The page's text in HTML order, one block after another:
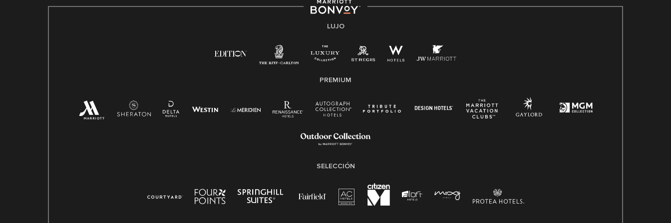
cualquier otra base protegida por leyes federales,
E-Verify Inglés/Español
Derecho a trabajar inglés/español
(EPPA)
Ley de licencia familiar y médica (FMLA)
LUJO
PREMIUM
SELECCIÓN